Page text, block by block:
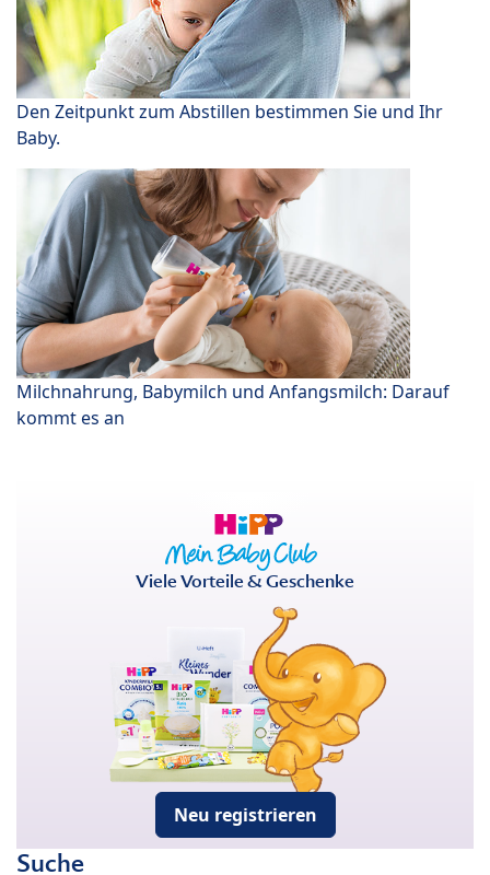
Den Zeitpunkt zum Abstillen bestimmen Sie und Ihr
Baby.
Milchnahrung, Babymilch und Anfangsmilch: Darauf
kommt es an
Viele Vorteile & Geschenke
Neu registrieren
Suche